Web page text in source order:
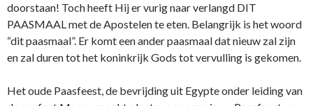
doorstaan! Toch heeft Hij er vurig naar verlangd DIT
PAASMAAL met de Apostelen te eten. Belangrijk is het woord
“dit paasmaal”. Er komt een ander paasmaal dat nieuw zal zijn
en zal duren tot het koninkrijk Gods tot vervulling is gekomen.
Het oude Paasfeest, de bevrijding uit Egypte o­nder leiding van